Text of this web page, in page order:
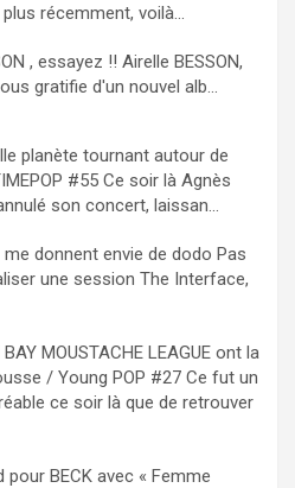
récemment, voilà...
, essayez !! Airelle BESSON,
gratifie d'un nouvel alb...
planète tournant autour de
#55 Ce soir là Agnès
son concert, laissan...
me donnent envie de dodo Pas
une session The Interface,
BAY MOUSTACHE LEAGUE ont la
/ Young POP #27 Ce fut un
ce soir là que de retrouver
pour BECK avec « Femme